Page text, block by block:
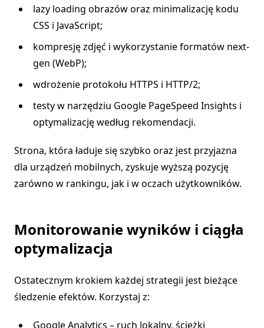
lazy loading obrazów oraz minimalizację kodu
CSS i JavaScript;
kompresję zdjęć i wykorzystanie formatów next-
gen (WebP);
wdrożenie protokołu HTTPS i HTTP/2;
testy w narzędziu Google PageSpeed Insights i
optymalizację według rekomendacji.
Strona, która ładuje się szybko oraz jest przyjazna
dla urządzeń mobilnych, zyskuje wyższą pozycję
zarówno w rankingu, jak i w oczach użytkowników.
Monitorowanie wyników i ciągła
optymalizacja
Ostatecznym krokiem każdej strategii jest bieżące
śledzenie efektów. Korzystaj z:
Google Analytics – ruch lokalny, ścieżki